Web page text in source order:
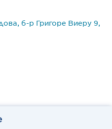
б-р Григоре Виеру 9,